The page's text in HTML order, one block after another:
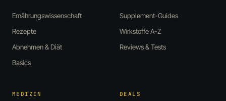
Ernährungswissenschaft
Rezepte
Abnehmen & Diät
Basics
Supplement-Guides
Wirkstoffe A-Z
Reviews & Tests
MEDIZIN DEALS